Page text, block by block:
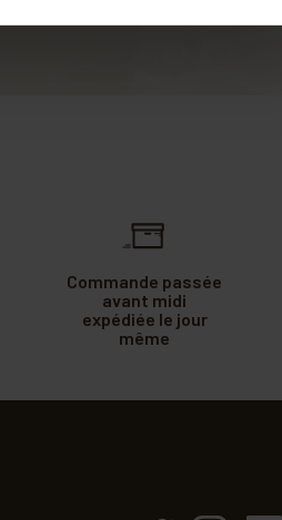
Commande passée
avant midi
expédiée le jour
même